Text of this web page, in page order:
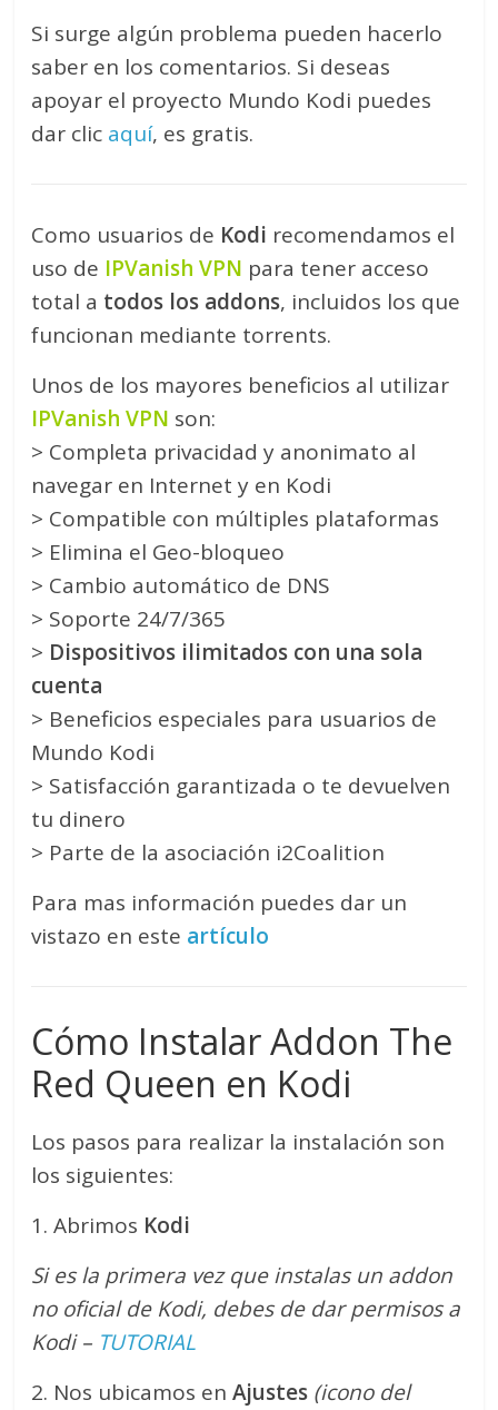
Si surge algún problema pueden hacerlo
saber en los comentarios. Si deseas
apoyar el proyecto Mundo Kodi puedes
dar clic aquí, es gratis.
Como usuarios de Kodi recomendamos el
uso de IPVanish VPN para tener acceso
total a todos los addons, incluidos los que
funcionan mediante torrents.
Unos de los mayores beneficios al utilizar
IPVanish VPN son:
> Completa privacidad y anonimato al
navegar en Internet y en Kodi
> Compatible con múltiples plataformas
> Elimina el Geo-bloqueo
> Cambio automático de DNS
> Soporte 24/7/365
> Dispositivos ilimitados con una sola
cuenta
> Beneficios especiales para usuarios de
Mundo Kodi
> Satisfacción garantizada o te devuelven
tu dinero
> Parte de la asociación i2Coalition
Para mas información puedes dar un
vistazo en este artículo
Cómo Instalar Addon The
Red Queen en Kodi
Los pasos para realizar la instalación son
los siguientes:
1. Abrimos Kodi
Si es la primera vez que instalas un addon
no oficial de Kodi, debes de dar permisos a
Kodi – TUTORIAL
2. Nos ubicamos enAjustes (icono del